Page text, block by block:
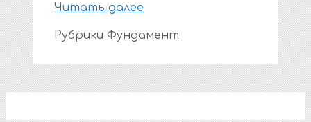
Читать далее
Рубрики Фундамент